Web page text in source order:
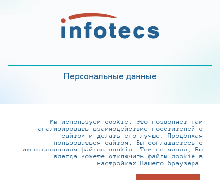
Персональные данные
+7 (495) 737-6192, 8-800-250-0-260
practice@infotecs.ru,hr@infotecs.ru
127273, г. Москва, Отрадная ул., 2Б строение 1
Мы используем cookie. Это позволяет нам
анализировать взаимодействие посетителей с
сайтом и делать его лучше. Продолжая
пользоваться сайтом, Вы соглашаетесь с
использованием файлов cookie. Тем не менее, Вы
всегда можете отключить файлы cookie в
настройках Вашего браузера.